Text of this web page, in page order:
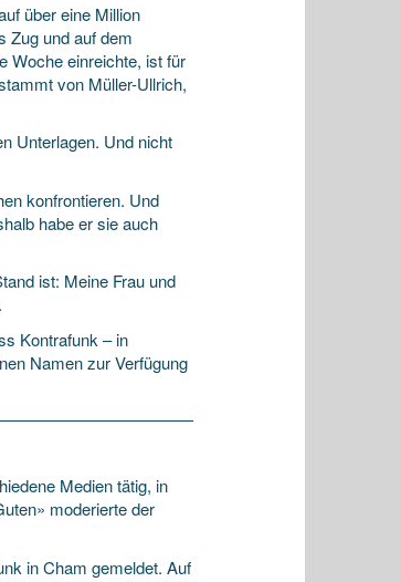
über eine Million
Zug und auf dem
Woche einreichte, ist für
von Müller-Ullrich,
Unterlagen. Und nicht
konfrontieren. Und
habe er sie auch
ist: Meine Frau und
Kontrafunk – in
Namen zur Verfügung
Medien tätig, in
moderierte der
in Cham gemeldet. Auf